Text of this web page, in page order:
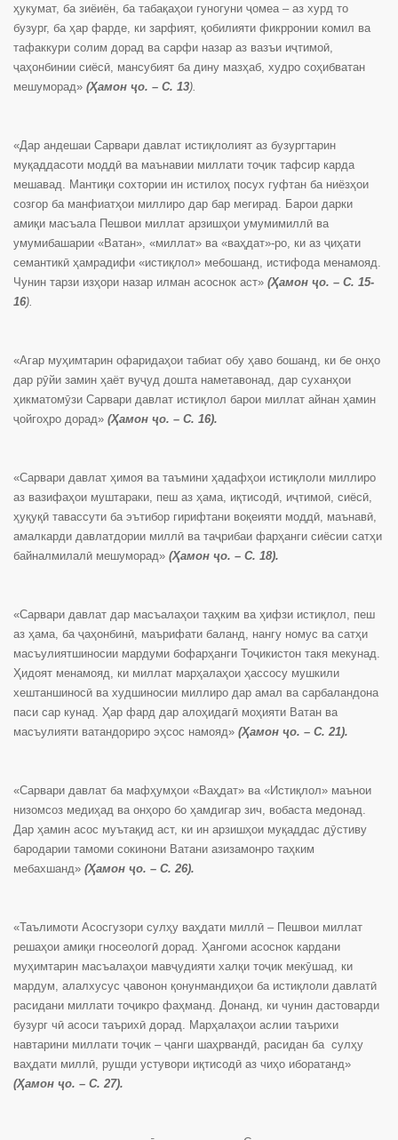
ҳукумат, ба зиёиён, ба табақаҳои гуногуни ҷомеа – аз хурд то
бузург, ба ҳар фарде, ки зарфият, қобилияти фикрронии комил ва
тафаккури солим дорад ва сарфи назар аз вазъи иҷтимоӣ,
ҷаҳонбинии сиёсӣ, мансубият ба дину мазҳаб, худро соҳибватан
мешуморад» (Ҳамон ҷо. – С. 13).
«Дар андешаи Сарвари давлат истиқлолият аз бузургтарин
муқаддасоти моддӣ ва маънавии миллати тоҷик тафсир карда
мешавад. Мантиқи сохтории ин истилоҳ посух гуфтан ба ниёзҳои
созгор ба манфиатҳои миллиро дар бар мегирад. Барои дарки
амиқи масъала Пешвои миллат арзишҳои умумимиллӣ ва
умумибашарии «Ватан», «миллат» ва «ваҳдат»-ро, ки аз ҷиҳати
семантикӣ ҳамрадифи «истиқлол» мебошанд, истифода менамояд.
Чунин тарзи изҳори назар илман асоснок аст» (Ҳамон ҷо. – С. 15-
16).
«Агар муҳимтарин офаридаҳои табиат обу ҳаво бошанд, ки бе онҳо
дар рӯйи замин ҳаёт вуҷуд дошта наметавонад, дар суханҳои
ҳикматомӯзи Сарвари давлат истиқлол барои миллат айнан ҳамин
ҷойгоҳро дорад» (Ҳамон ҷо. – С. 16).
«Сарвари давлат ҳимоя ва таъмини ҳадафҳои истиқлоли миллиро
аз вазифаҳои муштараки, пеш аз ҳама, иқтисодӣ, иҷтимоӣ, сиёсӣ,
ҳуқуқӣ тавассути ба эътибор гирифтани воқеияти моддӣ, маънавӣ,
амалкарди давлатдории миллӣ ва таҷрибаи фарҳанги сиёсии сатҳи
байналмилалӣ мешуморад» (Ҳамон ҷо. – С. 18).
«Сарвари давлат дар масъалаҳои таҳким ва ҳифзи истиқлол, пеш
аз ҳама, ба ҷаҳонбинӣ, маърифати баланд, нангу номус ва сатҳи
масъулиятшиносии мардуми бофарҳанги Тоҷикистон такя мекунад.
Ҳидоят менамояд, ки миллат марҳалаҳои ҳассосу мушкили
хештаншиносӣ ва худшиносии миллиро дар амал ва сарбаландона
паси сар кунад. Ҳар фард дар алоҳидагӣ моҳияти Ватан ва
масъулияти ватандориро эҳсос намояд» (Ҳамон ҷо. – С. 21).
«Сарвари давлат ба мафҳумҳои «Ваҳдат» ва «Истиқлол» маънои
низомсоз медиҳад ва онҳоро бо ҳамдигар зич, вобаста медонад.
Дар ҳамин асос муътақид аст, ки ин арзишҳои муқаддас дӯстиву
бародарии тамоми сокинони Ватани азизамонро таҳким
мебахшанд» (Ҳамон ҷо. – С. 26).
«Таълимоти Асосгузори сулҳу ваҳдати миллӣ – Пешвои миллат
решаҳои амиқи гносеологӣ дорад. Ҳангоми асоснок кардани
муҳимтарин масъалаҳои мавҷудияти халқи тоҷик мекӯшад, ки
мардум, алалхусус ҷавонон қонунмандиҳои ба истиқлоли давлатӣ
расидани миллати тоҷикро фаҳманд. Донанд, ки чунин дастоварди
бузург чӣ асоси таърихӣ дорад. Марҳалаҳои аслии таърихи
навтарини миллати тоҷик – ҷанги шаҳрвандӣ, расидан ба сулҳу
ваҳдати миллӣ, рушди устувори иқтисодӣ аз чиҳо иборатанд»
(Ҳамон ҷо. – С. 27).